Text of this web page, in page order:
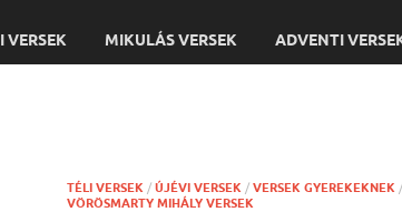
VERSEK MIKULÁS VERSEK ADVENTI
TÉLI VERSEK / ÚJÉVI VERSEK / VERSEK GYEREKEKNEK /
VÖRÖSMARTY MIHÁLY VERSEK